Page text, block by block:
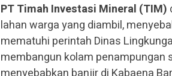
PT Timah Investasi Mineral (TIM)
lahan warga yang diambil,
mematuhi perintah Dinas
membangun kolam penampungan